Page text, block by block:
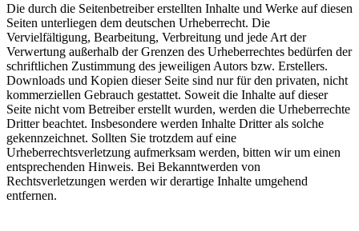
Die durch die Seitenbetreiber erstellten Inhalte und Werke auf diesen
Seiten unterliegen dem deutschen Urheberrecht. Die
Vervielfältigung, Bearbeitung, Verbreitung und jede Art der
Verwertung außerhalb der Grenzen des Urheberrechtes bedürfen der
schriftlichen Zustimmung des jeweiligen Autors bzw. Erstellers.
Downloads und Kopien dieser Seite sind nur für den privaten, nicht
kommerziellen Gebrauch gestattet. Soweit die Inhalte auf dieser
Seite nicht vom Betreiber erstellt wurden, werden die Urheberrechte
Dritter beachtet. Insbesondere werden Inhalte Dritter als solche
gekennzeichnet. Sollten Sie trotzdem auf eine
Urheberrechtsverletzung aufmerksam werden, bitten wir um einen
entsprechenden Hinweis. Bei Bekanntwerden von
Rechtsverletzungen werden wir derartige Inhalte umgehend
entfernen.